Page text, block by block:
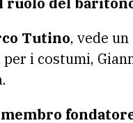
Tutino, vede un
i costumi,
membro